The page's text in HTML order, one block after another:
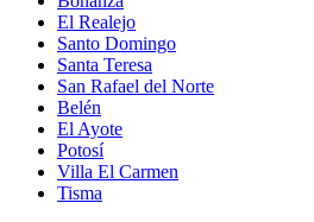
El Realejo
Santo Domingo
Santa Teresa
San Rafael del Norte
Belén
El Ayote
Potosí
Villa El Carmen
Tisma